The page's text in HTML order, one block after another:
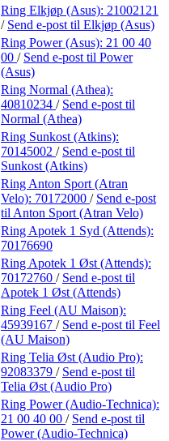
Ring Elkjøp (Asus): 21002121
/ Send e-post til Elkjøp (Asus)
Ring Power (Asus): 21 00 40
00 / Send e-post til Power
(Asus)
Ring Normal (Athea):
40810234 / Send e-post til
Normal (Athea)
Ring Sunkost (Atkins):
70145002 / Send e-post til
Sunkost (Atkins)
Ring Anton Sport (Atran
Velo): 70172000 / Send e-post
til Anton Sport (Atran Velo)
Ring Apotek 1 Syd (Attends):
70176690
Ring Apotek 1 Øst (Attends):
70172760 / Send e-post til
Apotek 1 Øst (Attends)
Ring Feel (AU Maison):
45939167 / Send e-post til Feel
(AU Maison)
Ring Telia Øst (Audio Pro):
92083379 / Send e-post til
Telia Øst (Audio Pro)
Ring Power (Audio-Technica):
21 00 40 00 / Send e-post til
Power (Audio-Technica)